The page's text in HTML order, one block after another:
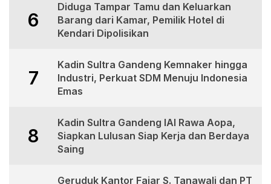
6
Diduga Tampar Tamu dan Keluarkan
Barang dari Kamar, Pemilik Hotel di
Kendari Dipolisikan
7
Kadin Sultra Gandeng Kemnaker hingga
Industri, Perkuat SDM Menuju Indonesia
Emas
8
Kadin Sultra Gandeng IAI Rawa Aopa,
Siapkan Lulusan Siap Kerja dan Berdaya
Saing
Geruduk Kantor Fajar S. Tanawali dan PT